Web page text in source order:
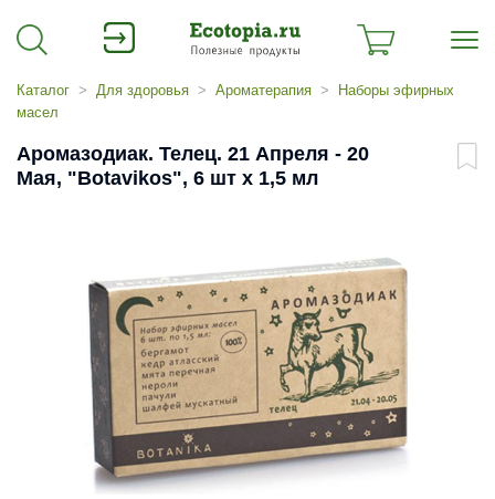
Каталог Для здоровья Ароматерапия
Наборы эфирных
масел
Аромазодиак. Телец. 21 Апреля - 20
Мая, "Botavikos", 6 шт x 1,5 мл